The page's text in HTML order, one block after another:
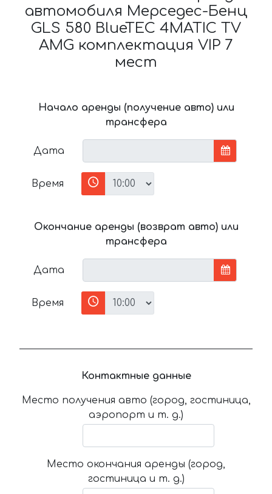
автомобиля Мерседес-Бенц
GLS 580 BlueTEC 4MATIC TV
AMG комплектация VIP 7
мест
Начало аренды (получение авто) или
трансфера
Дата
Время
Окончание аренды (возврат авто) или
трансфера
Дата
Время
Контактные данные
Место получения авто (город, гостиница,
аэропорт и т. д.)
Место окончания аренды (город,
гостиница и т. д.)